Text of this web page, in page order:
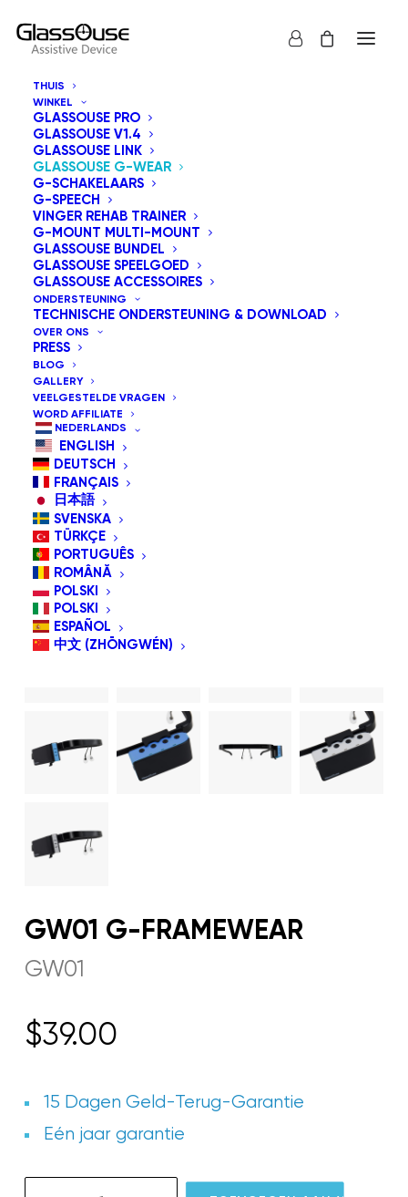
THUIS
WINKEL
GLASSOUSE PRO
GLASSOUSE V1.4
GLASSOUSE LINK
GLASSOUSE G-WEAR
G-SCHAKELAARS
G-SPEECH
VINGER REHAB TRAINER
G-MOUNT MULTI-MOUNT
GLASSOUSE BUNDEL
GLASSOUSE SPEELGOED
GLASSOUSE ACCESSOIRES
ONDERSTEUNING
TECHNISCHE ONDERSTEUNING & DOWNLOAD
OVER ONS
PRESS
BLOG
GALLERY
VEELGESTELDE VRAGEN
WORD AFFILIATE
NEDERLANDS
ENGLISH
DEUTSCH
FRANÇAIS
日本語
SVENSKA
TÜRKÇE
PORTUGUÊS
ROMÂNĂ
POLSKI
POLSKI
ESPAÑOL
中文 (ZHŌNGWÉN)
GW01 G-FRAMEWEAR
GW01
$39.00
15 Dagen Geld-Terug-Garantie
Eén jaar garantie